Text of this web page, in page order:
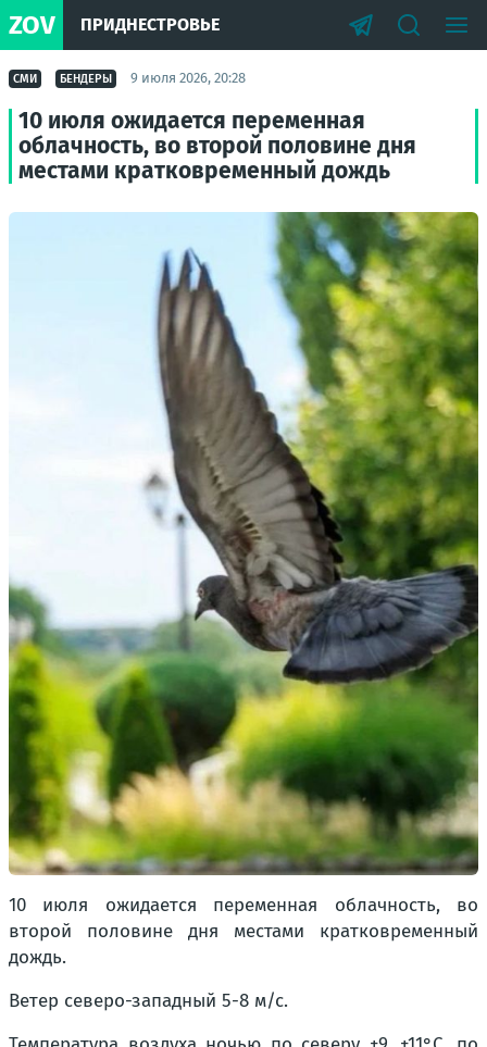
ZOV ПРИДНЕСТРОВЬЕ
СМИ БЕНДЕРЫ 9 июля 2026, 20:28
10 июля ожидается переменная
облачность, во второй половине дня
местами кратковременный дождь
10 июля ожидается переменная облачность, во
второй половине дня местами кратковременный
дождь.
Ветер северо-западный 5-8 м/с.